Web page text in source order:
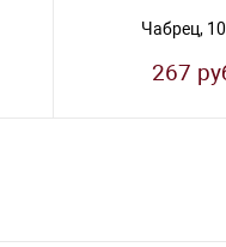
Чабрец,
267